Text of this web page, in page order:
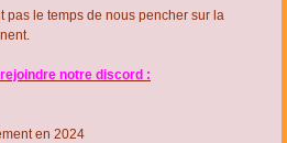
pas le temps de nous pencher sur la
notre discord :
en 2024